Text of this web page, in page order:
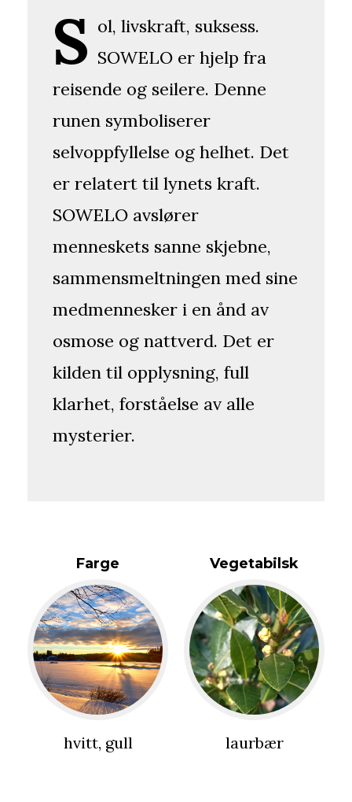
S ol, livskraft, suksess.
SOWELO er hjelp fra
reisende og seilere. Denne
runen symboliserer
selvoppfyllelse og helhet. Det
er relatert til lynets kraft.
SOWELO avslører
menneskets sanne skjebne,
sammensmeltningen med sine
medmennesker i en ånd av
osmose og nattverd. Det er
kilden til opplysning, full
klarhet, forståelse av alle
mysterier.
Farge
hvitt, gull
Vegetabilsk
laurbær